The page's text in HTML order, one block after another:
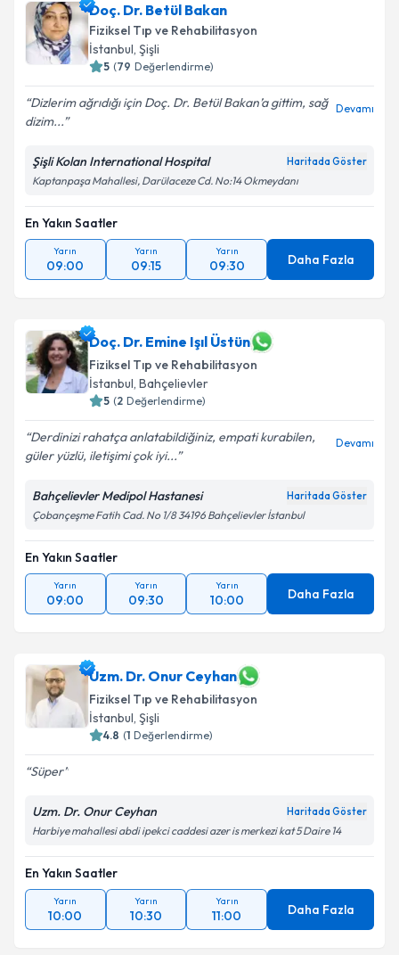
Doç. Dr. Betül Bakan
Fiziksel Tıp ve Rehabilitasyon
İstanbul, Şişli
5 (79 Değerlendirme)
Dizlerim ağrıdığı için Doç. Dr. Betül Bakan’a gittim, sağ
dizim...
Devamı
Şişli Kolan International Hospital Haritada Göster
Kaptanpaşa Mahallesi, Darülaceze Cd. No:14 Okmeydanı
En Yakın Saatler
Yarın
09:00
Yarın
09:15
Yarın
09:30 Daha Fazla
Doç. Dr. Emine Işıl Üstün
Fiziksel Tıp ve Rehabilitasyon
İstanbul, Bahçelievler
5 (2 Değerlendirme)
Derdinizi rahatça anlatabildiğiniz, empati kurabilen,
güler yüzlü, iletişimi çok iyi...
Devamı
Bahçelievler Medipol Hastanesi Haritada Göster
Çobançeşme Fatih Cad. No 1/8 34196 Bahçelievler İstanbul
En Yakın Saatler
Yarın
09:00
Yarın
09:30
Yarın
10:00 Daha Fazla
Uzm. Dr. Onur Ceyhan
Fiziksel Tıp ve Rehabilitasyon
İstanbul, Şişli
4.8 (1 Değerlendirme)
Süper
Uzm. Dr. Onur Ceyhan Haritada Göster
Harbiye mahallesi abdi ipekci caddesi azer is merkezi kat 5 Daire 14
En Yakın Saatler
Yarın
10:00
Yarın
10:30
Yarın
11:00 Daha Fazla